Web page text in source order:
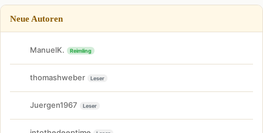
Neue Autoren
ManuelK. Reimling
thomashweber Leser
Juergen1967 Leser